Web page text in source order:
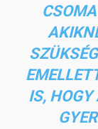
IS, HOGY